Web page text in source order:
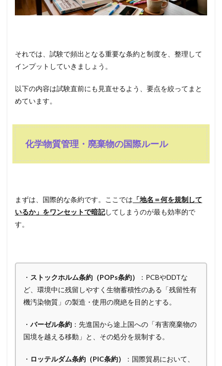
それでは、試験で頻出となる重要な条約と制度を、整理して
インプットしていきましょう。
以下の内容は試験直前にも見直せるよう、要点を絞ってまと
めています。
化学物質管理・廃棄物の国際ルール
まずは、国際的な条約です。ここでは 「地名＝何を規制して
いるか」をワンセットで暗記してしまうのが最も効率的で
す。
・ ストックホルム条約（POPs条約）
：PCBやDDTな
ど、環境中に残留しやすく生物蓄積性のある「残留性有
機汚染物質」の製造・使用の廃絶を目的とする。
・ バーゼル条約 ：先進国から途上国への「有害廃棄物の
国境を越える移動」と、その処分を規制する。
・ ロッテルダム条約（PIC条約）
：国際貿易において、